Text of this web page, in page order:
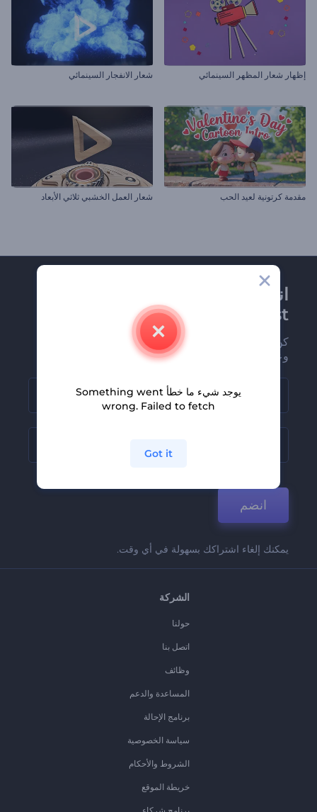
إظهار شعار المظهر السينمائي شعار الانفجار السينمائي
مقدمة كرتونية لعيد الحب شعار العمل الخشبي ثلاثي الأبعاد
انضم إلى نشرة
Renderforest الإخبارية
كن من بين أوائل من يستلمون أحدث أخبارنا
وعروضنا
انضم
يمكنك إلغاء اشتراكك بسهولة في أي وقت.
الشركة
حولنا
اتصل بنا
وظائف
المساعدة والدعم
برنامج الإحالة
سياسة الخصوصية
الشروط والأحكام
خريطة الموقع
برنامج شركاء
يوجد شيء ما خطأ Something went
wrong. Failed to fetch
Got it